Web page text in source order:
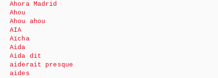
Ahora Madrid
Ahou
Ahou ahou
AIA
Aïcha
Aida
Aida dit
aiderait presque
aides